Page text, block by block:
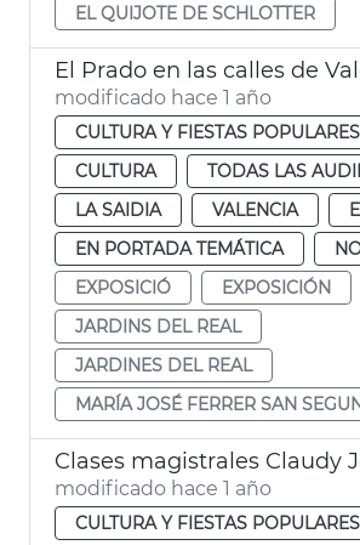
EL QUIJOTE DE SCHLOTTER
El Prado en las calles de
modificado hace 1 año
CULTURA Y FIESTAS POPULARES
CULTURA
TODAS LAS
LA SAIDIA
VALENCIA
EN PORTADA TEMÁTICA
EXPOSICIÓ
EXPOSICIÓN
JARDINS DEL REAL
JARDINES DEL REAL
MARÍA JOSÉ FERRER SAN
modificado hace 1 año
CULTURA Y FIESTAS POPULARES